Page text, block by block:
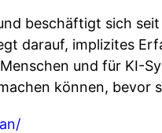
beschäftigt sich
darauf, implizites
und für KI-
können, bevor